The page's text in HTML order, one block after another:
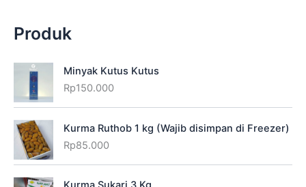
Produk
Minyak Kutus Kutus
Rp150.000
Kurma Ruthob 1 kg (Wajib disimpan di Freezer)
Rp85.000